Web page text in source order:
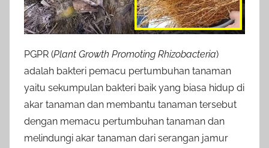
PGPR (Plant Growth Promoting Rhizobacteria)
adalah bakteri pemacu pertumbuhan tanaman
yaitu sekumpulan bakteri baik yang biasa hidup di
akar tanaman dan membantu tanaman tersebut
dengan memacu pertumbuhan tanaman dan
melindungi akar tanaman dari serangan jamur